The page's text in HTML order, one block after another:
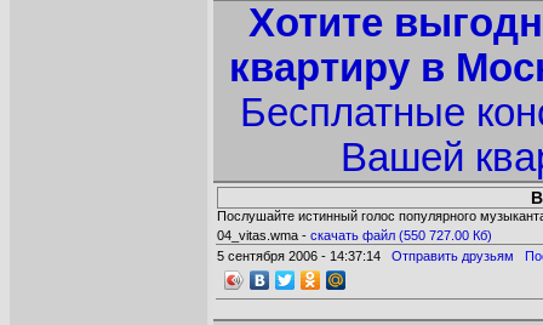
Хотите
квартиру в
Бесплатные
Вашей
Послушайте истинный голос популярного
04_vitas.wma - cкачать файл (550 727.00 Кб)
5 сентября 2006 - 14:37:14 Отправить друзьям